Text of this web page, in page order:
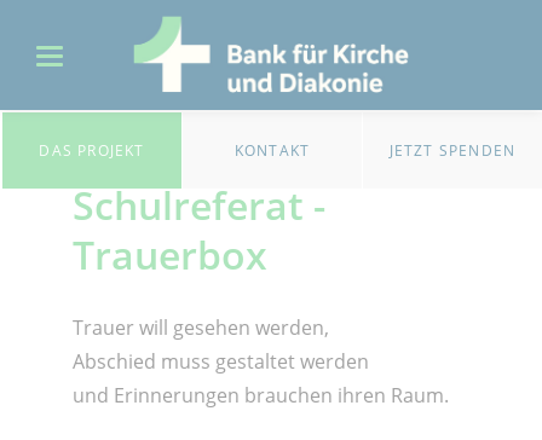
DAS PROJEKT KONTAKT JETZT SPENDEN
Schulreferat -
Trauerbox
Trauer will gesehen werden,
Abschied muss gestaltet werden
und Erinnerungen brauchen ihren Raum.